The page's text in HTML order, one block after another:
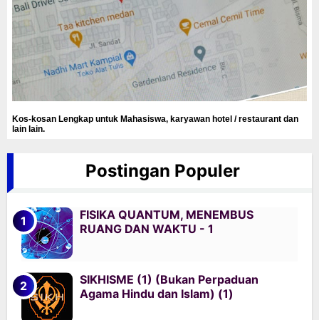
Kos-kosan Lengkap untuk Mahasiswa, karyawan hotel / restaurant dan
lain lain.
Postingan Populer
FISIKA QUANTUM, MENEMBUS
RUANG DAN WAKTU - 1
SIKHISME (1) (Bukan Perpaduan
Agama Hindu dan Islam) (1)